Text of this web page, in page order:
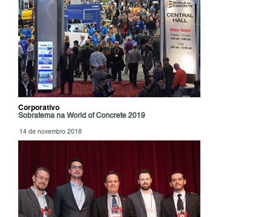
Corporativo
Sobratema na World of Concrete 2019
14 de novembro 2018